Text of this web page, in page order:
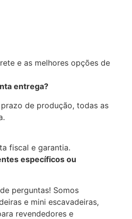
e as melhores opções de
entrega?
de produção, todas as
fiscal e garantia.
específicos ou
perguntas! Somos
e mini escavadeiras,
revendedores e